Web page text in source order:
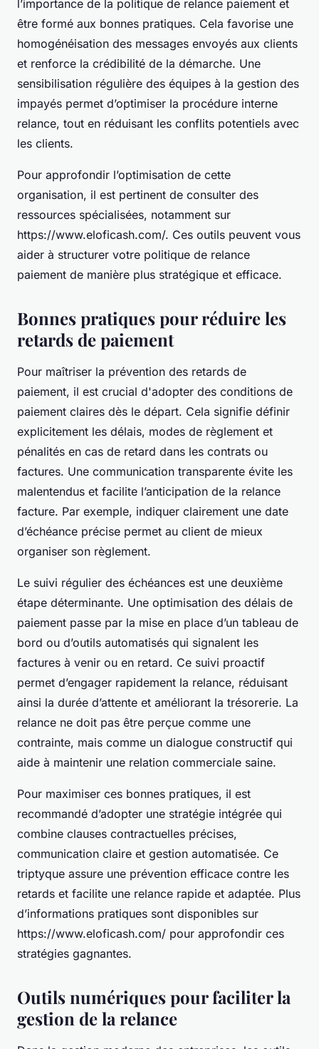
l’importance de la politique de relance paiement et
être formé aux bonnes pratiques. Cela favorise une
homogénéisation des messages envoyés aux clients
et renforce la crédibilité de la démarche. Une
sensibilisation régulière des équipes à la gestion des
impayés permet d’optimiser la procédure interne
relance, tout en réduisant les conflits potentiels avec
les clients.
Pour approfondir l’optimisation de cette
organisation, il est pertinent de consulter des
ressources spécialisées, notamment sur
https://www.eloficash.com/. Ces outils peuvent vous
aider à structurer votre politique de relance
paiement de manière plus stratégique et efficace.
Bonnes pratiques pour réduire les
retards de paiement
Pour maîtriser la prévention des retards de
paiement, il est crucial d'adopter des conditions de
paiement claires dès le départ. Cela signifie définir
explicitement les délais, modes de règlement et
pénalités en cas de retard dans les contrats ou
factures. Une communication transparente évite les
malentendus et facilite l’anticipation de la relance
facture. Par exemple, indiquer clairement une date
d’échéance précise permet au client de mieux
organiser son règlement.
Le suivi régulier des échéances est une deuxième
étape déterminante. Une optimisation des délais de
paiement passe par la mise en place d’un tableau de
bord ou d’outils automatisés qui signalent les
factures à venir ou en retard. Ce suivi proactif
permet d’engager rapidement la relance, réduisant
ainsi la durée d’attente et améliorant la trésorerie. La
relance ne doit pas être perçue comme une
contrainte, mais comme un dialogue constructif qui
aide à maintenir une relation commerciale saine.
Pour maximiser ces bonnes pratiques, il est
recommandé d’adopter une stratégie intégrée qui
combine clauses contractuelles précises,
communication claire et gestion automatisée. Ce
triptyque assure une prévention efficace contre les
retards et facilite une relance rapide et adaptée. Plus
d’informations pratiques sont disponibles sur
https://www.eloficash.com/ pour approfondir ces
stratégies gagnantes.
Outils numériques pour faciliter la
gestion de la relance